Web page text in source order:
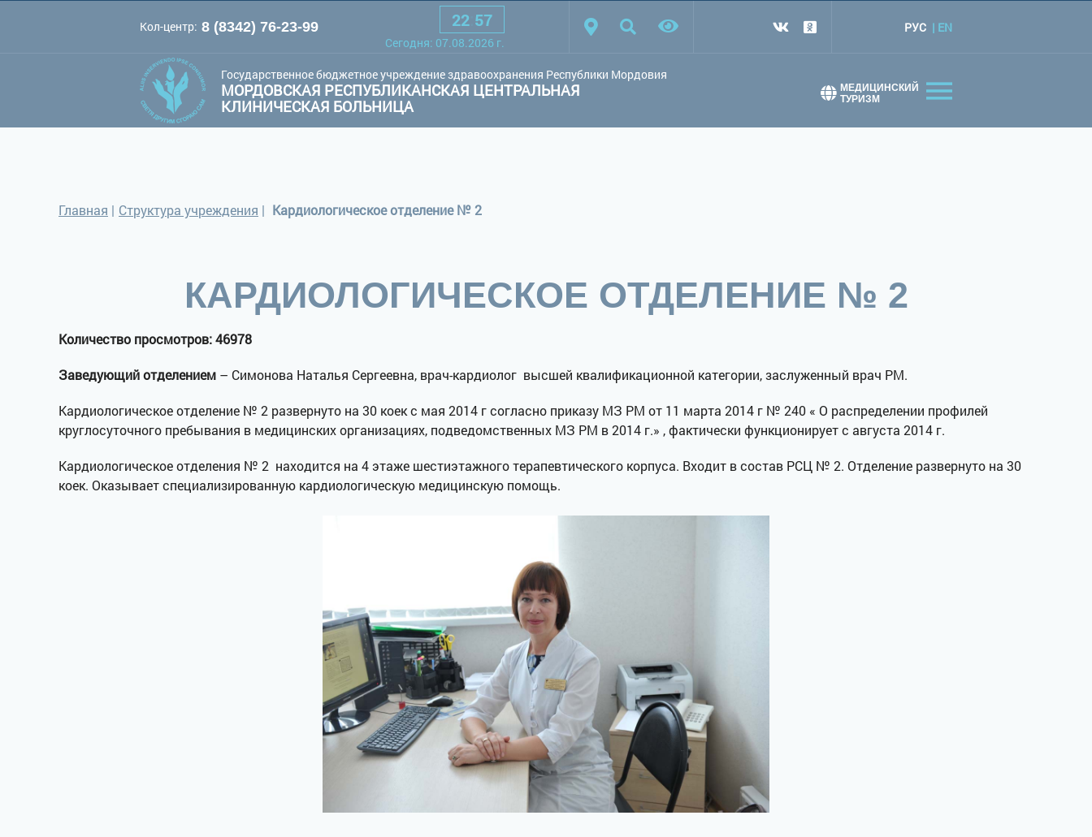
Шрифт: A A A Белая схема Черная схема Обычный сайт
Кол-центр: 8 (8342) 76-23-99 22 57
Сегодня: 07.08.2026 г.
РУС EN
Государственное бюджетное учреждение здравоохранения Республики Мордовия
МОРДОВСКАЯ РЕСПУБЛИКАНСКАЯ ЦЕНТРАЛЬНАЯ
КЛИНИЧЕСКАЯ БОЛЬНИЦА
МЕДИЦИНСКИЙ
ТУРИЗМ
Главная | Структура учреждения | Кардиологическое отделение № 2
КАРДИОЛОГИЧЕСКОЕ ОТДЕЛЕНИЕ № 2
Количество просмотров: 46978
Заведующий отделением – Симонова Наталья Сергеевна, врач-кардиолог высшей квалификационной категории, заслуженный врач РМ.
Кардиологическое отделение № 2 развернуто на 30 коек с мая 2014 г согласно приказу МЗ РМ от 11 марта 2014 г № 240 « О распределении профилей
круглосуточного пребывания в медицинских организациях, подведомственных МЗ РМ в 2014 г.» , фактически функционирует с августа 2014 г.
Кардиологическое отделения № 2 находится на 4 этаже шестиэтажного терапевтического корпуса. Входит в состав РСЦ № 2. Отделение развернуто на 30
коек. Оказывает специализированную кардиологическую медицинскую помощь.